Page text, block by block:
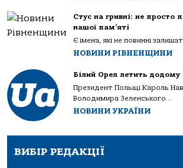
Стус на гривні: не просто
нашої пам’яті
Є імена, які не повинні
НОВИНИ РІВНЕНЩИНИ
Білий Орел летить додому
Президент Польщі Кароль
Володимира Зеленського...
НОВИНИ УКРАЇНИ
ВИБІР РЕДАКЦІЇ